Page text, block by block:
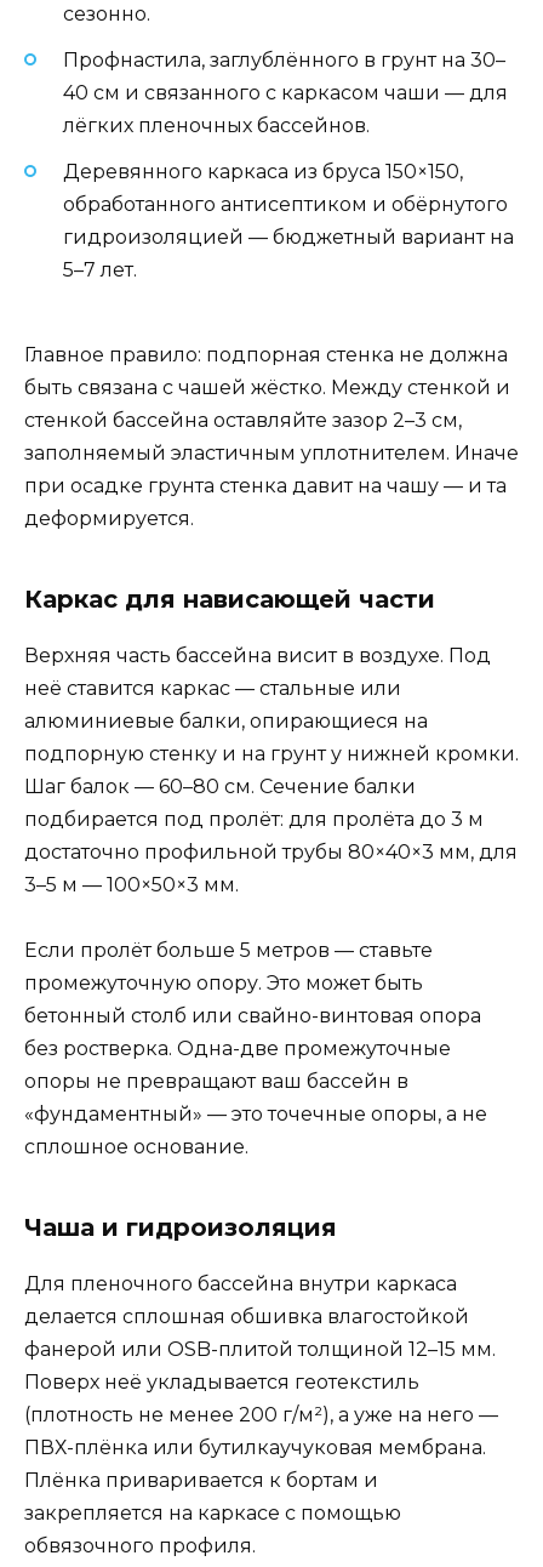
сезонно.
Профнастила, заглублённого в грунт на 30–
40 см и связанного с каркасом чаши — для
лёгких пленочных бассейнов.
Деревянного каркаса из бруса 150×150,
обработанного антисептиком и обёрнутого
гидроизоляцией — бюджетный вариант на
5–7 лет.
Главное правило: подпорная стенка не должна
быть связана с чашей жёстко. Между стенкой и
стенкой бассейна оставляйте зазор 2–3 см,
заполняемый эластичным уплотнителем. Иначе
при осадке грунта стенка давит на чашу — и та
деформируется.
Каркас для нависающей части
Верхняя часть бассейна висит в воздухе. Под
неё ставится каркас — стальные или
алюминиевые балки, опирающиеся на
подпорную стенку и на грунт у нижней кромки.
Шаг балок — 60–80 см. Сечение балки
подбирается под пролёт: для пролёта до 3 м
достаточно профильной трубы 80×40×3 мм, для
3–5 м — 100×50×3 мм.
Если пролёт больше 5 метров — ставьте
промежуточную опору. Это может быть
бетонный столб или свайно-винтовая опора
без ростверка. Одна-две промежуточные
опоры не превращают ваш бассейн в
«фундаментный» — это точечные опоры, а не
сплошное основание.
Чаша и гидроизоляция
Для пленочного бассейна внутри каркаса
делается сплошная обшивка влагостойкой
фанерой или OSB-плитой толщиной 12–15 мм.
Поверх неё укладывается геотекстиль
(плотность не менее 200 г/м²), а уже на него —
ПВХ-плёнка или бутилкаучуковая мембрана.
Плёнка приваривается к бортам и
закрепляется на каркасе с помощью
обвязочного профиля.